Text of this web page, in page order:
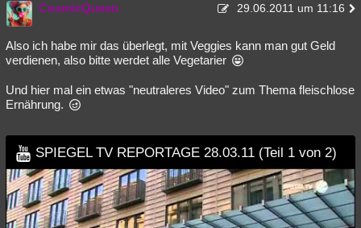
CosmicQueen 29.06.2011 um 11:16
Also ich habe mir das überlegt, mit Veggies kann man gut Geld
verdienen, also bitte werdet alle Vegetarier
Und hier mal ein etwas "neutraleres Video" zum Thema fleischlose
Ernährung.
SPIEGEL TV REPORTAGE 28.03.11 (Teil 1 von 2)